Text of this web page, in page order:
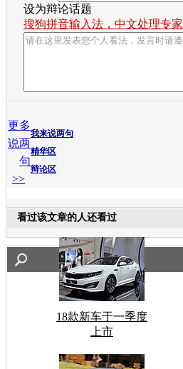
设为辩论话题
搜狗拼音输入法，中文处理专家
我来说两句
精华区
辩论区
更多
说两
句
>>
看过该文章的人还看过
18款新车于一季度
上市